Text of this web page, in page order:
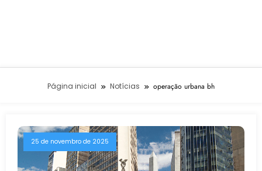
Página inicial Notícias operação urbana bh
25 de novembro de 2025